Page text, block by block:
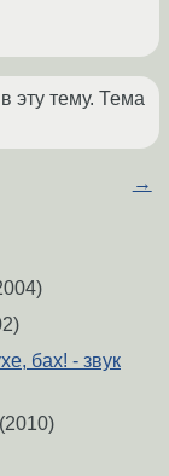
эту тему. Тема
→
бах! - звук
(2010)